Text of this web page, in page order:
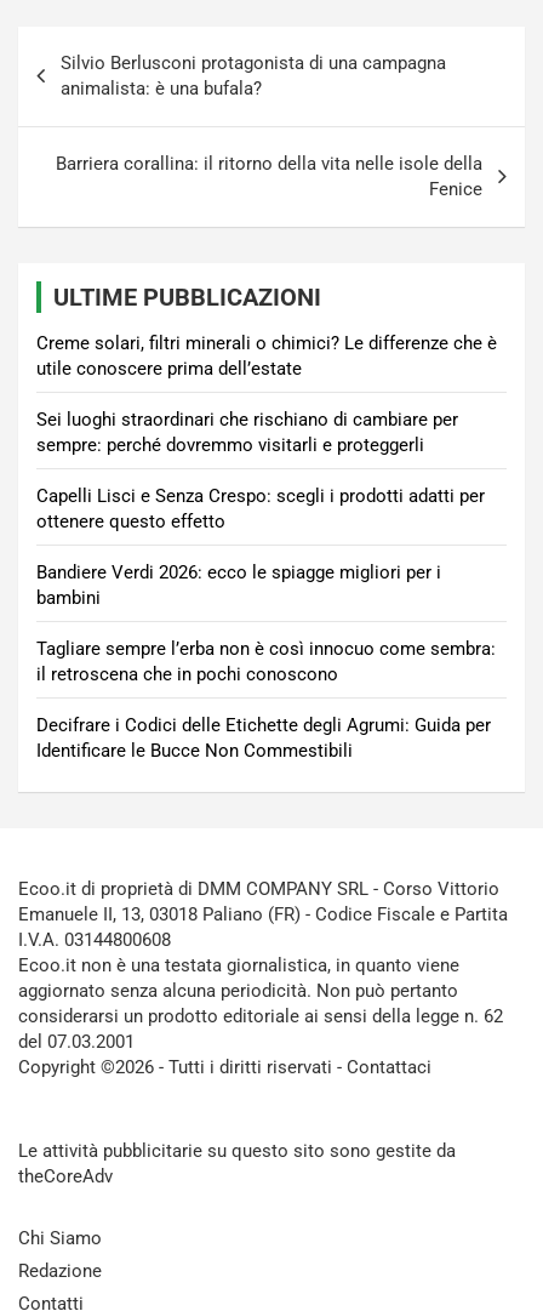
articoli
Silvio Berlusconi protagonista di una campagna
animalista: è una bufala?
Barriera corallina: il ritorno della vita nelle isole della
Fenice
ULTIME PUBBLICAZIONI
Creme solari, filtri minerali o chimici? Le differenze che è
utile conoscere prima dell’estate
Sei luoghi straordinari che rischiano di cambiare per
sempre: perché dovremmo visitarli e proteggerli
Capelli Lisci e Senza Crespo: scegli i prodotti adatti per
ottenere questo effetto
Bandiere Verdi 2026: ecco le spiagge migliori per i
bambini
Tagliare sempre l’erba non è così innocuo come sembra:
il retroscena che in pochi conoscono
Decifrare i Codici delle Etichette degli Agrumi: Guida per
Identificare le Bucce Non Commestibili
Ecoo.it di proprietà di DMM COMPANY SRL - Corso Vittorio
Emanuele II, 13, 03018 Paliano (FR) - Codice Fiscale e Partita
I.V.A. 03144800608
Ecoo.it non è una testata giornalistica, in quanto viene
aggiornato senza alcuna periodicità. Non può pertanto
considerarsi un prodotto editoriale ai sensi della legge n. 62
del 07.03.2001
Copyright ©2026 - Tutti i diritti riservati - Contattaci
Le attività pubblicitarie su questo sito sono gestite da
theCoreAdv
Chi Siamo
Redazione
Contatti